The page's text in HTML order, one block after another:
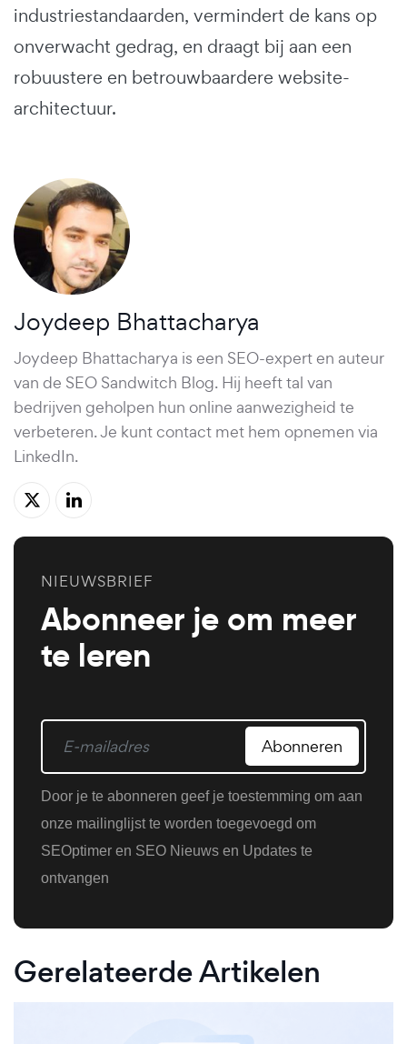
industriestandaarden, vermindert de kans op
onverwacht gedrag, en draagt bij aan een
robuustere en betrouwbaardere website-
architectuur.
Joydeep Bhattacharya
Joydeep Bhattacharya is een SEO-expert en auteur
van de SEO Sandwitch Blog. Hij heeft tal van
bedrijven geholpen hun online aanwezigheid te
verbeteren. Je kunt contact met hem opnemen via
LinkedIn.
NIEUWSBRIEF
Abonneer je om meer
te leren
Abonneren
Door je te abonneren geef je toestemming om aan
onze mailinglijst te worden toegevoegd om
SEOptimer en SEO Nieuws en Updates te
ontvangen
Gerelateerde Artikelen